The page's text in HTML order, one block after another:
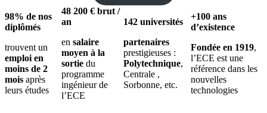
98% de nos
diplômés
trouvent un
emploi en
moins de 2
mois après
leurs études
48 200 € brut /
an
ensalaire
moyen à la
sortie du
programme
ingénieur de
l’ECE
142 universités
partenaires
prestigieuses :
Polytechnique,
Centrale ,
Sorbonne, etc.
+100 ans
d’existence
Fondée en 1919,
l’ECE est une
référence dans les
nouvelles
technologies